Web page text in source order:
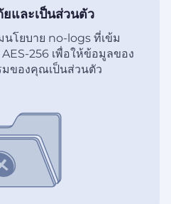
และเป็นส่วนตัว
โยบาย no-logs ที่เข้ม
256 เพื่อให้ข้อมูลของ
ของคุณเป็นส่วนตัว